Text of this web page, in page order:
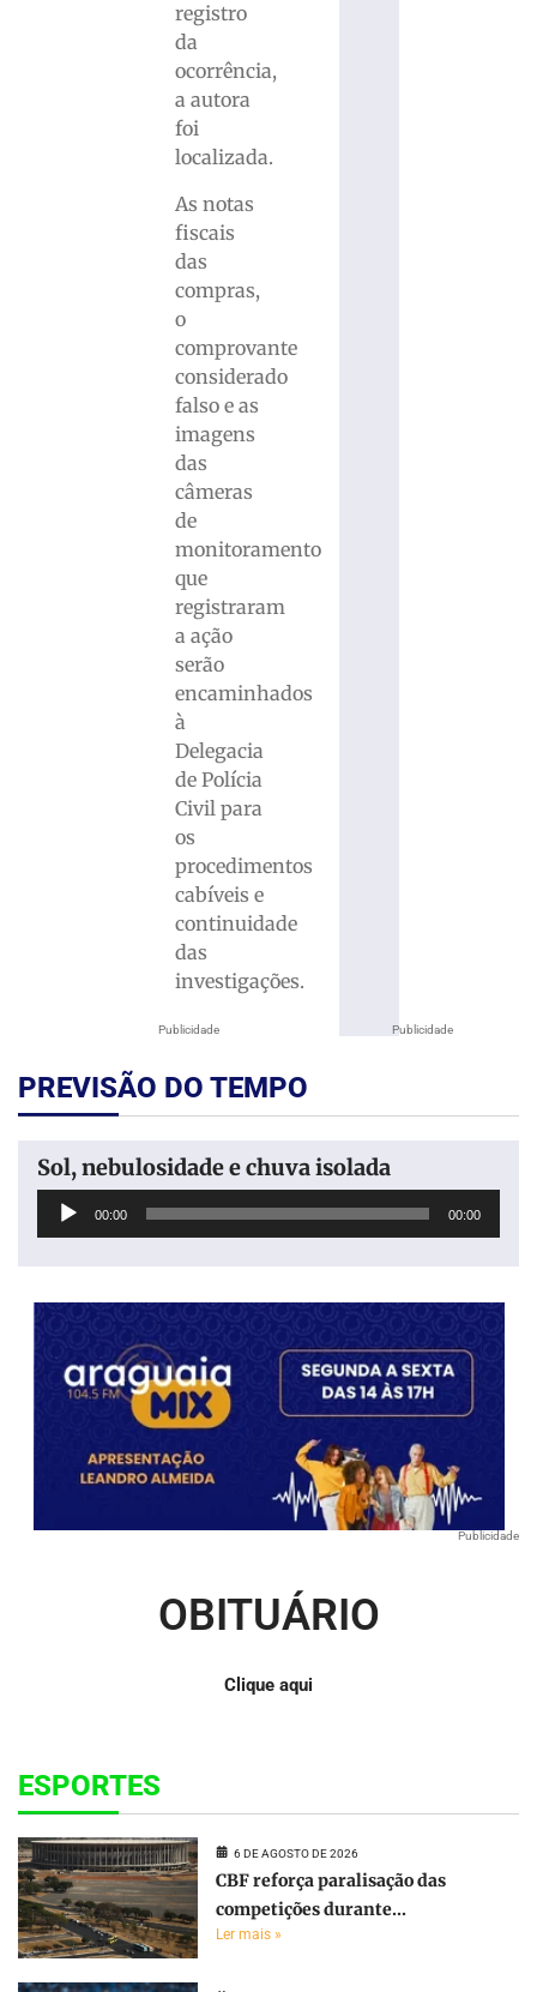
Publicidade
registro
da
ocorrência,
a autora
foi
localizada.
As notas
fiscais
das
compras,
o
comprovante
considerado
falso e as
imagens
das
câmeras
de
monitoramento
que
registraram
a ação
serão
encaminhados
à
Delegacia
de Polícia
Civil para
os
procedimentos
cabíveis e
continuidade
das
investigações.
Publicidade
PREVISÃO DO TEMPO
Sol, nebulosidade e chuva isolada
Tocador
00:00 00:00
Publicidade
OBITUÁRIO
Clique aqui
ESPORTES
6 DE AGOSTO DE 2026
CBF reforça paralisação das
competições durante...
Ler mais »